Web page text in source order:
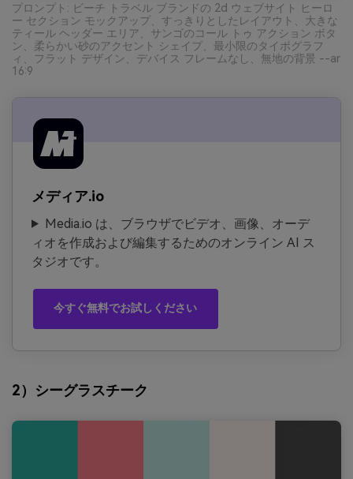
プロンプト: ビーチ トラベル ブランドの 2d ウェブサイト ヒーロ
ー セクション モックアップ、すっきりとしたレイアウト、大きな
ティール ヘッダー エリア、サンゴのコール トゥ アクション ボタ
ン、柔らかい砂のアクセント シェイプ、最小限のタイポグラフ
ィ、フラット デザイン、デバイス フレームなし、無地の背景 --ar
16:9
メディア.io
Media.io は、ブラウザでビデオ、画像、オーデ
ィオを作成および編集するためのオンライン AI ス
タジオです。
今すぐ無料でお試しください
2）シーグラスチーク